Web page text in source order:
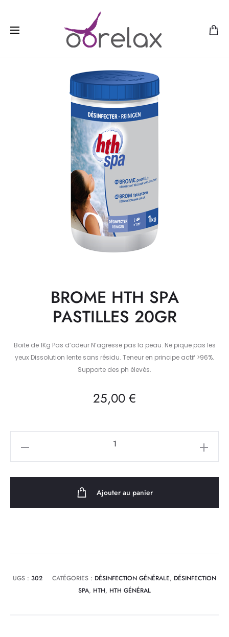
BROME HTH SPA
PASTILLES 20GR
Boite de 1Kg Pas d’odeur N’agresse pas la peau. Ne pique pas les
yeux Dissolution lente sans résidu. Teneur en principe actif >96%.
Supporte des ph élevés.
25,00 €
Ajouter au panier
UGS : 302 CATÉGORIES : DÉSINFECTION GÉNÉRALE, DÉSINFECTION
SPA, HTH, HTH GÉNÉRAL